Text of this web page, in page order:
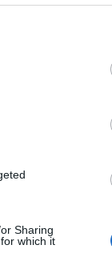
Sharing
which it
e
lo